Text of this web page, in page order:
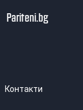
Pariteni.bg
Контакти